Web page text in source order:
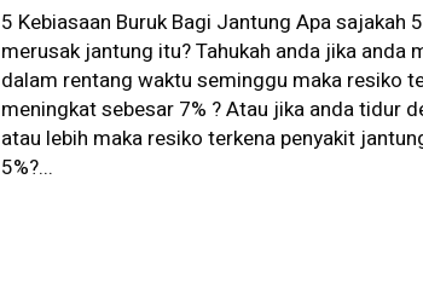
5 Kebiasaan Buruk Bagi Jantung Apa sajakah
merusak jantung itu? Tahukah anda jika anda
dalam rentang waktu seminggu maka resiko
meningkat sebesar 7% ? Atau jika anda tidur
atau lebih maka resiko terkena penyakit
5%?...